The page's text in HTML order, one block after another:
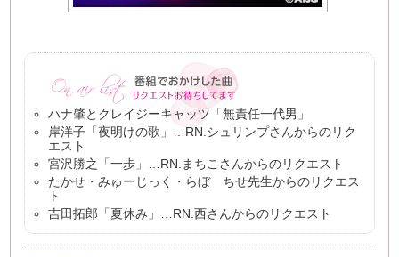
ハナ肇とクレイジーキャッツ「無責任一代男」
岸洋子「夜明けの歌」…RN.シュリンプさんからのリク
エスト
宮沢勝之「一歩」…RN.まちこさんからのリクエスト
たかせ・みゅーじっく・らぼ ちせ先生からのリクエス
ト
吉田拓郎「夏休み」…RN.西さんからのリクエスト